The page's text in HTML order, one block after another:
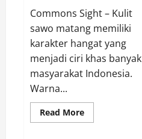
Commons Sight – Kulit
sawo matang memiliki
karakter hangat yang
menjadi ciri khas banyak
masyarakat Indonesia.
Warna...
Read MoreRead
more